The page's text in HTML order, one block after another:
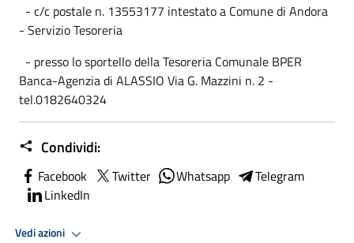
- c/c postale n. 13553177 intestato a Comune di Andora
- Servizio Tesoreria
- presso lo sportello della Tesoreria Comunale BPER
Banca-Agenzia di ALASSIO Via G. Mazzini n. 2 -
tel.0182640324
Condividi:
Facebook Twitter Whatsapp
Telegram
LinkedIn
Vedi azioni